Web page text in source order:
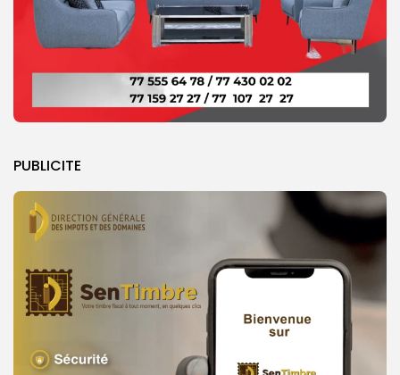
PUBLICITE